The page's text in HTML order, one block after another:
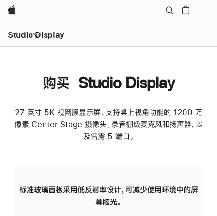
Apple
Studio Display
购买 Studio Display
27 英寸 5K 视网膜显示屏、支持桌上视角功能的 1200 万
像素 Center Stage 摄像头、录音棚级麦克风和扬声器，以
及雷雳 5 端口。
标准玻璃面板采用低反射率设计，可减少使用环境中的屏
幕眩光。